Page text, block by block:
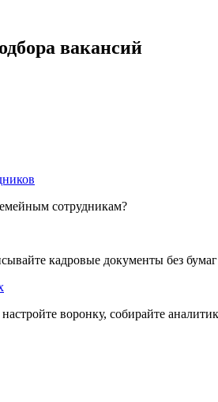
вакансий
сотрудникам?
кадровые документы без
воронку, собирайте